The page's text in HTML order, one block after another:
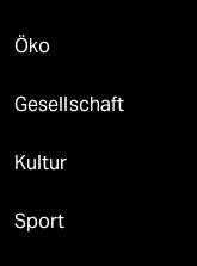
Öko
Gesellschaft
Kultur
Sport